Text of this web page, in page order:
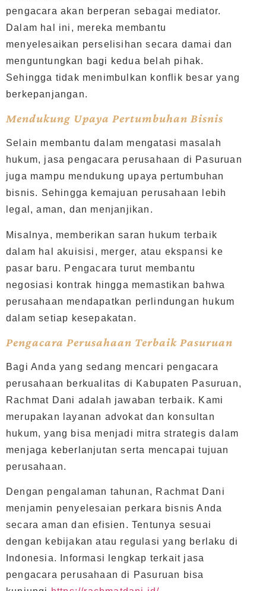
pengacara akan berperan sebagai mediator.
Dalam hal ini, mereka membantu
menyelesaikan perselisihan secara damai dan
menguntungkan bagi kedua belah pihak.
Sehingga tidak menimbulkan konflik besar yang
berkepanjangan.
Mendukung Upaya Pertumbuhan Bisnis
Selain membantu dalam mengatasi masalah
hukum, jasa pengacara perusahaan di Pasuruan
juga mampu mendukung upaya pertumbuhan
bisnis. Sehingga kemajuan perusahaan lebih
legal, aman, dan menjanjikan.
Misalnya, memberikan saran hukum terbaik
dalam hal akuisisi, merger, atau ekspansi ke
pasar baru. Pengacara turut membantu
negosiasi kontrak hingga memastikan bahwa
perusahaan mendapatkan perlindungan hukum
dalam setiap kesepakatan.
Pengacara Perusahaan Terbaik Pasuruan
Bagi Anda yang sedang mencari pengacara
perusahaan berkualitas di Kabupaten Pasuruan,
Rachmat Dani adalah jawaban terbaik. Kami
merupakan layanan advokat dan konsultan
hukum, yang bisa menjadi mitra strategis dalam
menjaga keberlanjutan serta mencapai tujuan
perusahaan.
Dengan pengalaman tahunan, Rachmat Dani
menjamin penyelesaian perkara bisnis Anda
secara aman dan efisien. Tentunya sesuai
dengan kebijakan atau regulasi yang berlaku di
Indonesia. Informasi lengkap terkait jasa
pengacara perusahaan di Pasuruan bisa